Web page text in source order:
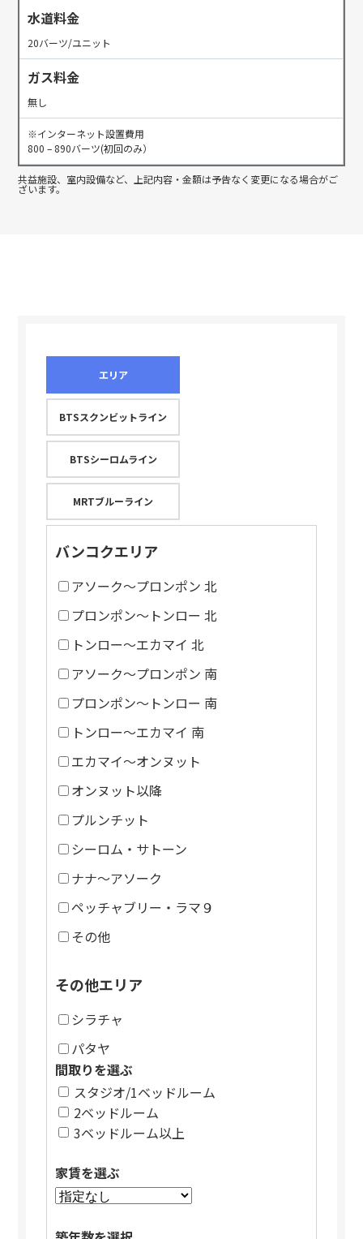
水道料金
20バーツ/ユニット
ガス料金
無し
※インターネット設置費用
800 – 890バーツ(初回のみ）
共益施設、室内設備など、上記内容・金額は予告なく変更になる場合がご
ざいます。
エリア
BTSスクンビットライン
BTSシーロムライン
MRTブルーライン
バンコクエリア
アソーク～プロンポン 北
プロンポン～トンロー 北
トンロー～エカマイ 北
アソーク～プロンポン 南
プロンポン～トンロー 南
トンロー～エカマイ 南
エカマイ～オンヌット
オンヌット以降
プルンチット
シーロム・サトーン
ナナ～アソーク
ペッチャブリー・ラマ９
その他
その他エリア
シラチャ
パタヤ
間取りを選ぶ
スタジオ/1ベッドルーム
2ベッドルーム
3ベッドルーム以上
家賃を選ぶ